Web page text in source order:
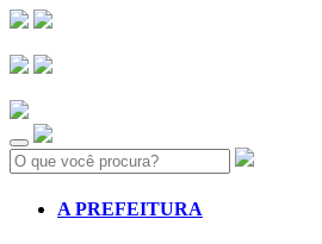
Search:
A PREFEITURA